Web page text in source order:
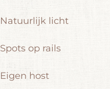
Natuurlijk licht
Spots op rails
Eigen host